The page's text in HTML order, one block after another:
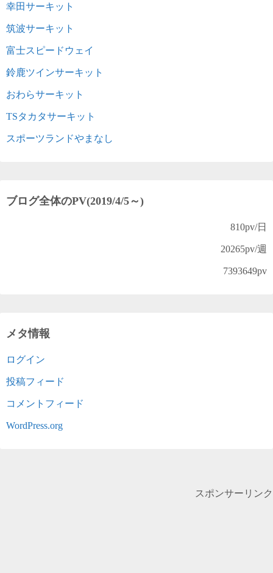
幸田サーキット
筑波サーキット
富士スピードウェイ
鈴鹿ツインサーキット
おわらサーキット
TSタカタサーキット
スポーツランドやまなし
ブログ全体のPV(2019/4/5～)
810pv/日
20265pv/週
7393649pv
メタ情報
ログイン
投稿フィード
コメントフィード
WordPress.org
スポンサーリンク